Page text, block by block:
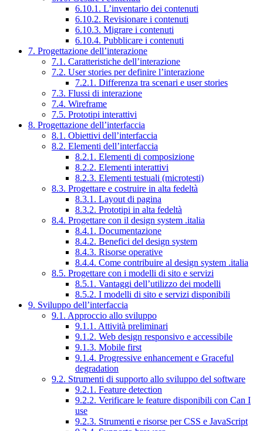
6.10.1. L’inventario dei contenuti
6.10.2. Revisionare i contenuti
6.10.3. Migrare i contenuti
6.10.4. Pubblicare i contenuti
7. Progettazione dell’interazione
7.1. Caratteristiche dell’interazione
7.2. User stories per definire l’interazione
7.2.1. Differenza tra scenari e user stories
7.3. Flussi di interazione
7.4. Wireframe
7.5. Prototipi interattivi
8. Progettazione dell’interfaccia
8.1. Obiettivi dell’interfaccia
8.2. Elementi dell’interfaccia
8.2.1. Elementi di composizione
8.2.2. Elementi interattivi
8.2.3. Elementi testuali (microtesti)
8.3. Progettare e costruire in alta fedeltà
8.3.1. Layout di pagina
8.3.2. Prototipi in alta fedeltà
8.4. Progettare con il design system .italia
8.4.1. Documentazione
8.4.2. Benefici del design system
8.4.3. Risorse operative
8.4.4. Come contribuire al design system .italia
8.5. Progettare con i modelli di sito e servizi
8.5.1. Vantaggi dell’utilizzo dei modelli
8.5.2. I modelli di sito e servizi disponibili
9. Sviluppo dell’interfaccia
9.1. Approccio allo sviluppo
9.1.1. Attività preliminari
9.1.2. Web design responsivo e accessibile
9.1.3. Mobile first
9.1.4. Progressive enhancement e Graceful
degradation
9.2. Strumenti di supporto allo sviluppo del software
9.2.1. Feature detection
9.2.2. Verificare le feature disponibili con Can I
use
9.2.3. Strumenti e risorse per CSS e JavaScript